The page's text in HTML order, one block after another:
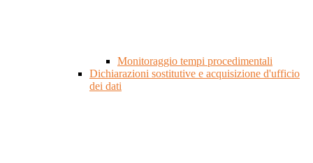
Monitoraggio tempi procedimentali
Dichiarazioni sostitutive e acquisizione d'ufficio
dei dati